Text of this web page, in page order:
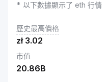
* 以下數據顯示了 eth 行情
歷史最高價格
zł 3.02
市值
20.86B